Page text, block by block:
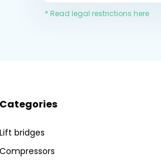
* Read legal restrictions here
Categories
Lift bridges
Compressors